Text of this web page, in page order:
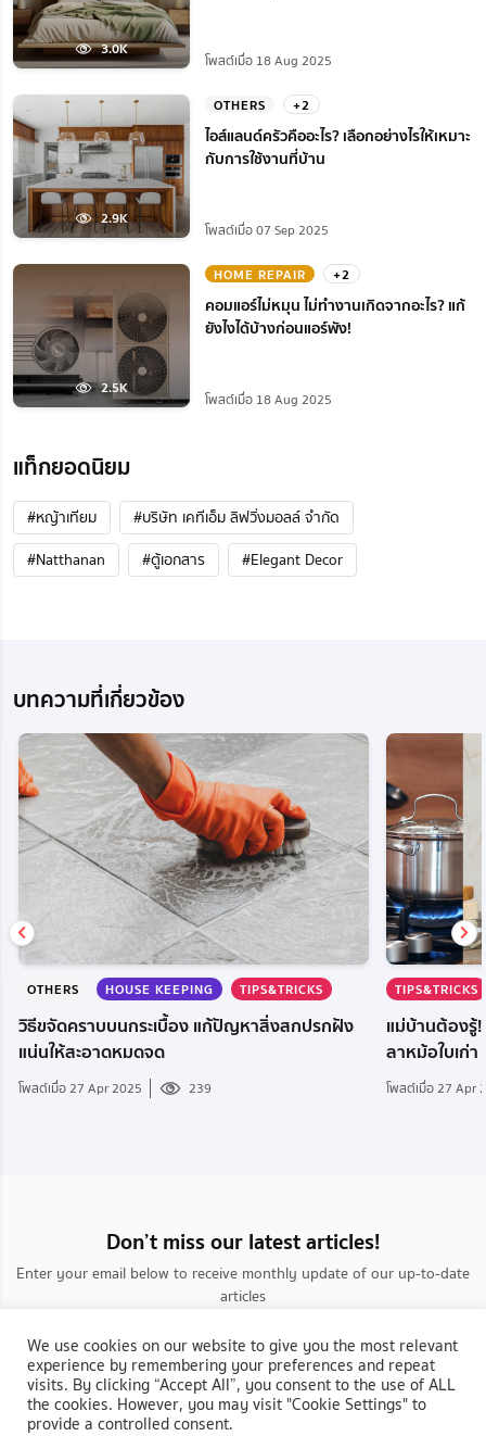
3.0K
โพสต์เมื่อ 18 Aug 2025
2.9K
OTHERS +2
ไอส์แลนด์ครัวคืออะไร? เลือกอย่างไรให้เหมาะ
กับการใช้งานที่บ้าน
โพสต์เมื่อ 07 Sep 2025
2.5K
HOME REPAIR +2
คอมแอร์ไม่หมุน ไม่ทํางานเกิดจากอะไร? แก้
ยังไงได้บ้างก่อนแอร์พัง!
โพสต์เมื่อ 18 Aug 2025
แท็กยอดนิยม
#หญ้าเทียม
#บริษัท เคทีเอ็ม ลิฟวิ่งมอลล์ จำกัด
#Natthanan
#ตู้เอกสาร #Elegant Decor
บทความที่เกี่ยวข้อง
OTHERS HOUSE KEEPING TIPS&TRICKS
วิธีขจัดคราบบนกระเบื้อง แก้ปัญหาสิ่งสกปรกฝัง
แน่นให้สะอาดหมดจด
โพสต์เมื่อ 27 Apr 2025 239
TIPS&TRICKS
แม่บ้านต้องรู้
ลาหม้อใบเก่า
โพสต์เมื่อ 27 Apr
Don’t miss our latest articles!
Enter your email below to receive monthly update of our up-to-date
articles
We use cookies on our website to give you the most relevant
experience by remembering your preferences and repeat
visits. By clicking “Accept All”, you consent to the use of ALL
the cookies. However, you may visit "Cookie Settings" to
provide a controlled consent.